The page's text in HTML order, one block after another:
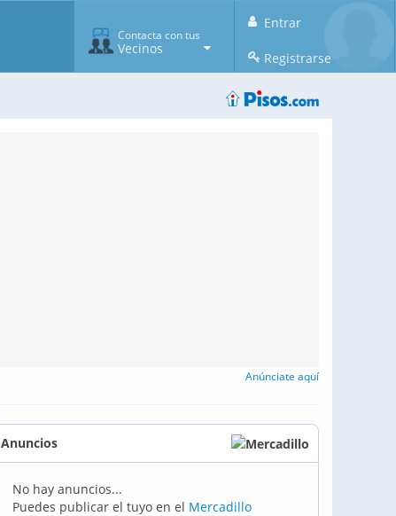
Entrar
Registrarse
Contacta con tus
Vecinos
Anúnciate aquí
Anuncios
No hay anuncios...
Puedes publicar el tuyo en el Mercadillo